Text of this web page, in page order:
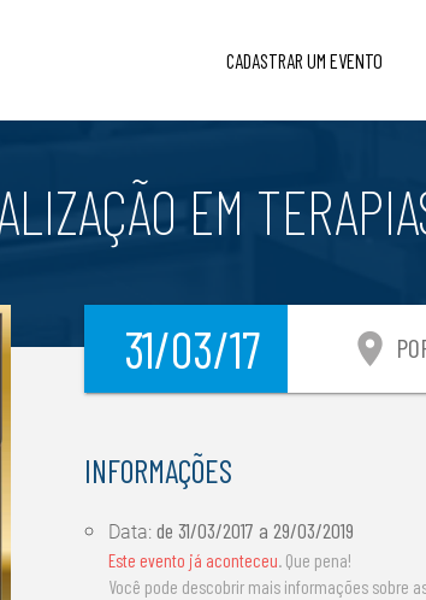
CADASTRAR UM EVENTO
EM
31/03/17 location_on
INFORMAÇÕES
Data:de31/03/2017 a 29/03/2019
Este evento já aconteceu. Que pena!
Você pode descobrir mais informações sobre